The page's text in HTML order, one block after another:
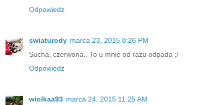
Odpowiedz
swiaturody marca 23, 2015 8:26 PM
Sucha, czerwona.. To u mnie od razu odpada ;/
Odpowiedz
wiolkaa93 marca 24, 2015 11:25 AM